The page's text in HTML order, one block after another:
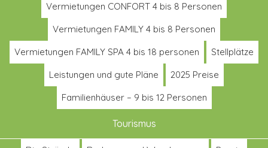
Vermietungen CONFORT 4 bis 8 Personen
Vermietungen FAMILY 4 bis 8 Personen
Vermietungen FAMILY SPA 4 bis 18 personen
Stellplätze
Leistungen und gute Pläne
2025 Preise
Familienhäuser – 9 bis 12 Personen
Tourismus